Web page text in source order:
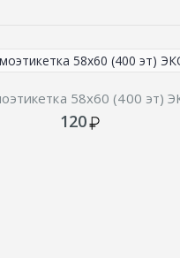
58х60 (400 эт)
120